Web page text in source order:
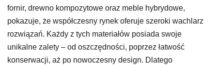
fornir, drewno kompozytowe oraz meble hybrydowe,
pokazuje, że współczesny rynek oferuje szeroki wachlarz
rozwiązań. Każdy z tych materiałów posiada swoje
unikalne zalety – od oszczędności, poprzez łatwość
konserwacji, aż po nowoczesny design. Dlatego